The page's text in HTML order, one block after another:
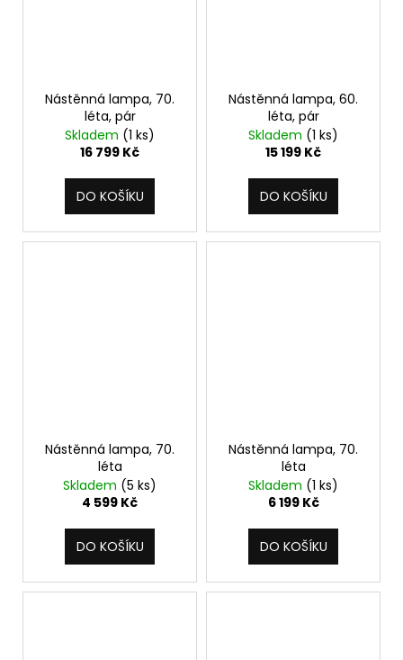
Nástěnná lampa, 70.
léta, pár
Skladem (1 ks)
16 799 Kč
DO KOŠÍKU
Nástěnná lampa, 60.
léta, pár
Skladem (1 ks)
15 199 Kč
DO KOŠÍKU
Nástěnná lampa, 70.
léta
Skladem (5 ks)
4 599 Kč
DO KOŠÍKU
Nástěnná lampa, 70.
léta
Skladem (1 ks)
6 199 Kč
DO KOŠÍKU